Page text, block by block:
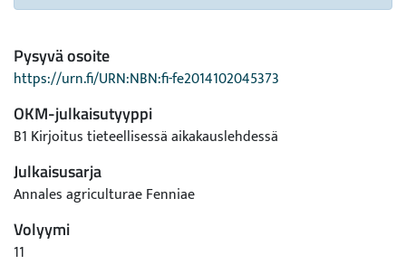
Pysyvä osoite
https://urn.fi/URN:NBN:fi-fe2014102045373
OKM-julkaisutyyppi
B1 Kirjoitus tieteellisessä aikakauslehdessä
Julkaisusarja
Annales agriculturae Fenniae
Volyymi
11